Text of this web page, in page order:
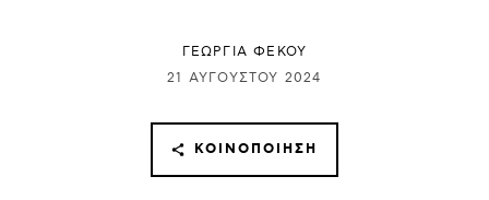
ΓΕΩΡΓΙΑ ΦΕΚΟΥ
21 ΑΥΓΟΎΣΤΟΥ 2024
ΚΟΙΝΟΠΟΊΗΣΗ